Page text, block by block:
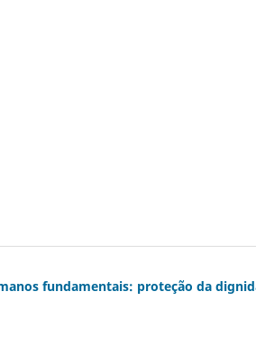
fundamentais: proteção da